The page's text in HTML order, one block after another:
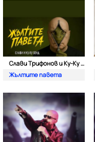
Слави Трифонов и Ку-Kу Бенд
Жълтите павета